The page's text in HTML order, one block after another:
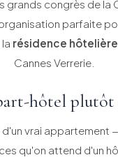
grands congrès de la
parfaite
résidence hôtelière
Cannes Verrerie.
hôtel plutôt
vrai appartement
qu'on attend d'un